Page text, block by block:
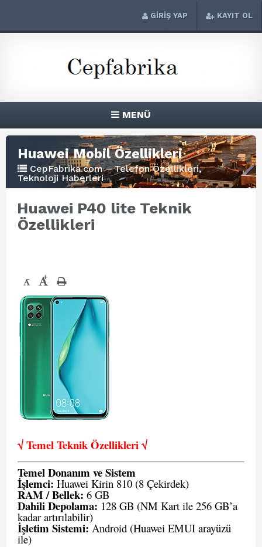
GİRİŞ YAP KAYIT OL
MENÜ
Huawei Mobil Özellikleri
CepFabrika.com – Telefon Özellikleri,
Teknoloji Haberleri
Huawei P40 lite Teknik
Özellikleri
- +
√ Temel Teknik Özellikleri √
Temel Donanım ve Sistem
İşlemci: Huawei Kirin 810 (8 Çekirdek)
RAM / Bellek: 6 GB
Dahili Depolama: 128 GB (NM Kart ile 256 GB’a
kadar artırılabilir)
İşletim Sistemi:Android (Huawei EMUI arayüzü
ile)